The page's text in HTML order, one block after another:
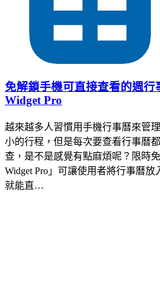
免解鎖手機可直接查看的週行
Widget Pro
越來越多人習慣用手機行事曆來管
小的行程，但是每次要查看行事曆
查，是不是感覺有點麻煩呢？限時
Widget Pro」可讓使用者將行事曆
就能直…